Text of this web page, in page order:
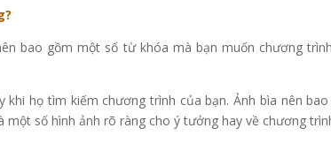
bao gồm một số từ khóa mà bạn muốn chương
họ tìm kiếm chương trình của bạn. Ảnh bìa nên
số hình ảnh rõ ràng cho ý tưởng hay về chương